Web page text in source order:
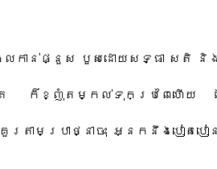
ចូលកាន់​ផ្នួស​ ​បួស​ដោយ​សទ្ធា​ ​សតិ​ ​និ
ក៏​ខ្ញុំ​តម្កល់ទុក​ប្រពៃ​ហើយ​ ​(​ន
ាមប្រាថ្នា​ចុះ​ ​អ្នក​នឹង​បៀតបៀន​